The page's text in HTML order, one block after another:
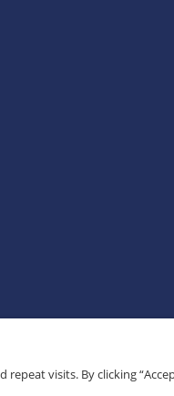
visits. By clicking